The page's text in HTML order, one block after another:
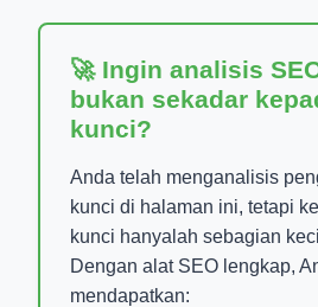
🚀 Ingin analisis
bukan sekadar
kunci?
Anda telah menganalisis
kunci di halaman ini, tetapi
kunci hanyalah sebagian
Dengan alat SEO lengkap,
mendapatkan: